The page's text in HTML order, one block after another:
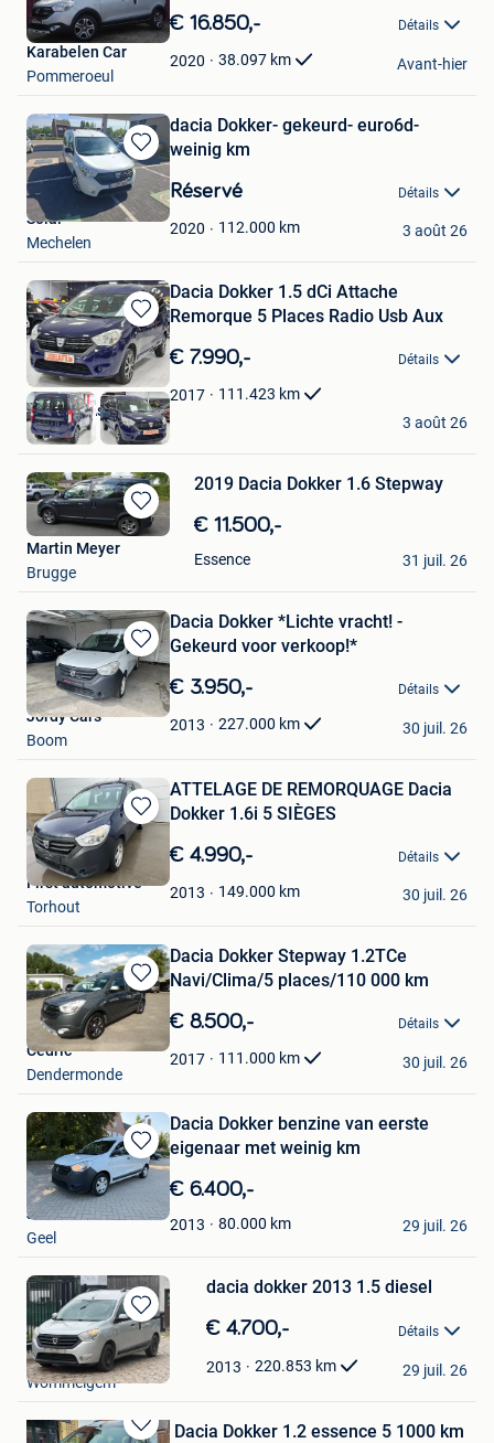
dans
Mes
Favoris
€ 16.850,- Détails
2020 38.097 km
Karabelen Car
Pommeroeul
Avant-hier
Sauvegarder
dans
Mes
Favoris
dacia Dokker- gekeurd- euro6d-
weinig km
Réservé Détails
2020 112.000 km
Solai
Mechelen
3 août 26
Sauvegarder
dans
Mes
Favoris
Dacia Dokker 1.5 dCi Attache
Remorque 5 Places Radio Usb Aux
€ 7.990,- Détails
2017 111.423 km
Garage l'As de l'auto
Chatelet
3 août 26
Sauvegarder
dans
2019 Dacia Dokker 1.6 Stepway
€ 11.500,-
Essence
Martin Meyer
Brugge
31 juil. 26
Sauvegarder
dans
Mes
Favoris
Dacia Dokker *Lichte vracht! -
Gekeurd voor verkoop!*
€ 3.950,- Détails
2013 227.000 km
Jordy Cars
Boom
30 juil. 26
Sauvegarder
dans
Mes
Favoris
ATTELAGE DE REMORQUAGE Dacia
Dokker 1.6i 5 SIÈGES
€ 4.990,- Détails
2013 149.000 km
First automotive
Torhout
30 juil. 26
Sauvegarder
dans
Mes
Favoris
Dacia Dokker Stepway 1.2TCe
Navi/Clima/5 places/110 000 km
€ 8.500,- Détails
2017 111.000 km
Cedric
Dendermonde
30 juil. 26
Sauvegarder
dans
Mes
Favoris
Dacia Dokker benzine van eerste
eigenaar met weinig km
€ 6.400,-
2013 80.000 km
Jo
Geel
29 juil. 26
Sauvegarder
dans
Mes
Favoris
dacia dokker 2013 1.5 diesel
€ 4.700,- Détails
2013 220.853 km
EM-CLASSICS
Wommelgem
29 juil. 26
Dacia Dokker 1.2 essence 5 1000 km